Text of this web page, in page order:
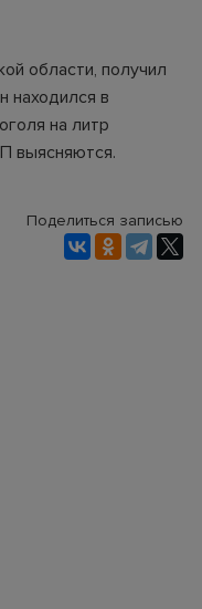
области, получил
находился в
на литр
выясняются.
Поделиться записью